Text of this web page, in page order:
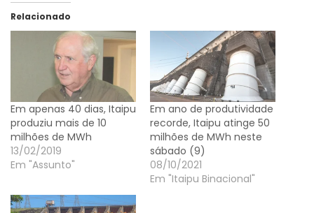
Relacionado
Em apenas 40 dias, Itaipu
produziu mais de 10
milhões de MWh
13/02/2019
Em "Assunto"
Em ano de produtividade
recorde, Itaipu atinge 50
milhões de MWh neste
sábado (9)
08/10/2021
Em "Itaipu Binacional"